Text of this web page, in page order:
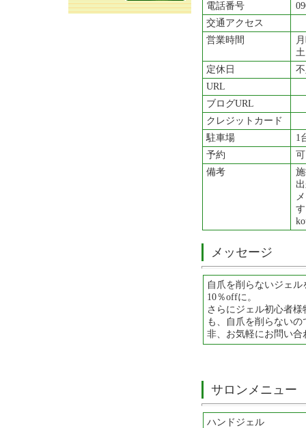
電話番号
交通アクセス
営業時間
定休日
URL
ブログURL
クレジットカード
駐車場
1
予約
可
備考
メッセージ
自爪を削らないジェ
10％offに。
さらにジェル初心者
も、自爪を削らない
非、お気軽にお問い
サロンメニュー
ハンドジェル